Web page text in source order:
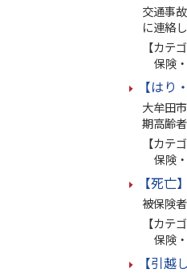
交通事
に連絡
【カテ
保険
【はり
大牟田
期高齢
【カテ
保険
【死亡
被保険
【カテ
保険
【引越